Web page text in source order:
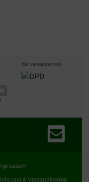
Wir versenden mit
& Versandkosten